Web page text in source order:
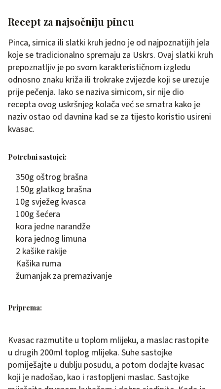
Recept za najsočniju pincu
Pinca, sirnica ili slatki kruh jedno je od najpoznatijih jela
koje se tradicionalno spremaju za Uskrs. Ovaj slatki kruh
prepoznatljiv je po svom karakterističnom izgledu
odnosno znaku križa ili trokrake zvijezde koji se urezuje
prije pečenja. Iako se naziva sirnicom, sir nije dio
recepta ovog uskršnjeg kolača već se smatra kako je
naziv ostao od davnina kad se za tijesto koristio usireni
kvasac.
Potrebni sastojci:
350g oštrog brašna
150g glatkog brašna
10g svježeg kvasca
100g šećera
kora jedne narandže
kora jednog limuna
2 kašike rakije
Kašika ruma
žumanjak za premazivanje
Priprema:
Kvasac razmutite u toplom mlijeku, a maslac rastopite
u drugih 200ml toplog mlijeka. Suhe sastojke
pomiješajte u dublju posudu, a potom dodajte kvasac
koji je nadošao, kao i rastopljeni maslac. Sastojke